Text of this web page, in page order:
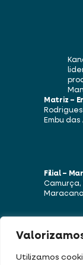
Utilizamos
Matriz –
Embu
Filial –
Camurça,